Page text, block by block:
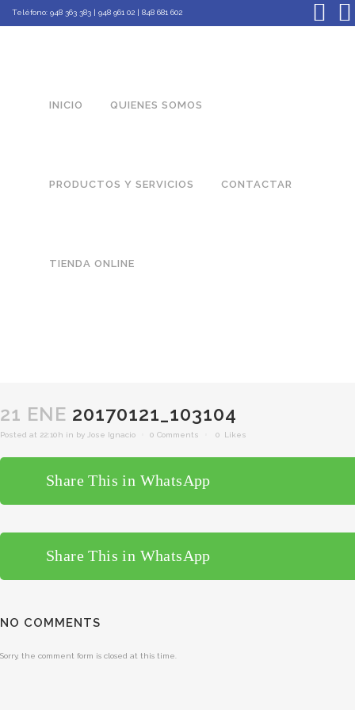
Teléfono: 948 363 383 | 948 961 02 | 848 681 602
INICIO QUIENES SOMOS
PRODUCTOS Y SERVICIOS CONTACTAR
TIENDA ONLINE
21 ENE 20170121_103104
Posted at 22:10h in by Jose Ignacio 0 Comments 0 Likes
Share This in WhatsApp
Share This in WhatsApp
NO COMMENTS
Sorry, the comment form is closed at this time.